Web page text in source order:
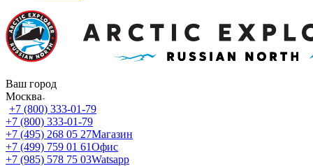
Ваш город
Москва
+7 (800) 333-01-79
+7 (800) 333-01-79
+7 (495) 268 05 27Магазин
+7 (499) 759 01 61Офис
+7 (985) 578 75 03Watsapp